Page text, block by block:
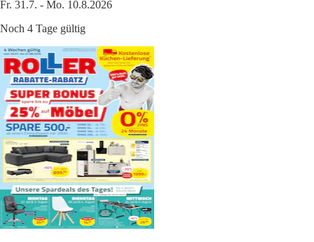
Fr. 31.7. - Mo. 10.8.2026
Noch 4 Tage gültig